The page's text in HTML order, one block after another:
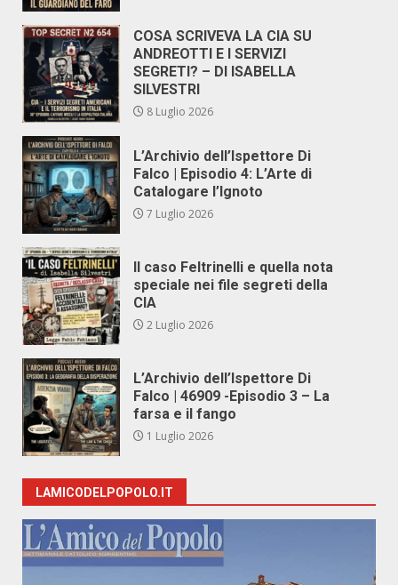
COSA SCRIVEVA LA CIA SU
ANDREOTTI E I SERVIZI
SEGRETI? – DI ISABELLA
SILVESTRI
8 Luglio 2026
L’Archivio dell’Ispettore Di
Falco | Episodio 4: L’Arte di
Catalogare l’Ignoto
7 Luglio 2026
Il caso Feltrinelli e quella nota
speciale nei file segreti della
CIA
2 Luglio 2026
L’Archivio dell’Ispettore Di
Falco | 46909 -Episodio 3 – La
farsa e il fango
1 Luglio 2026
LAMICODELPOPOLO.IT